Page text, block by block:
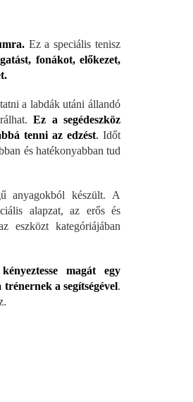
Ez a speciális tenisz
fonákot, előkezet,
a labdák utáni állandó
Ez a segédeszköz
tenni az edzést. Időt
és hatékonyabban tud
anyagokból készült. A
alapzat, az erős és
eszközt kategóriájában
magát egy
trénernek a segítségével.